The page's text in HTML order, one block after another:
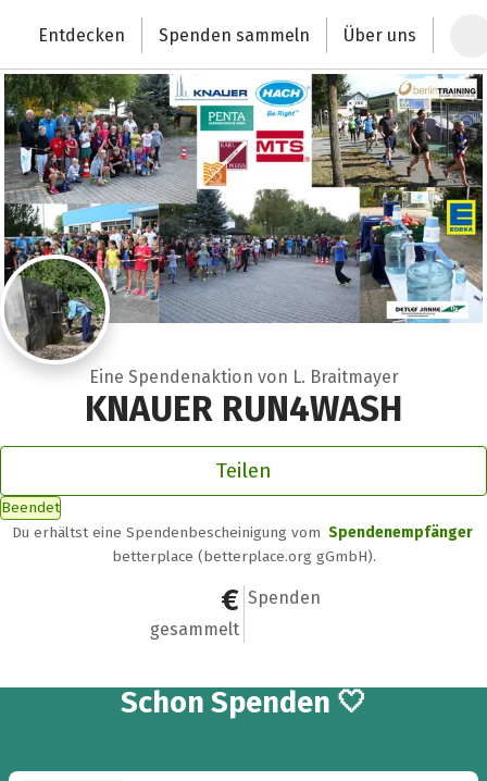
Deutschlands größte Spendenplattform
Entdecken Spenden sammeln Über uns
Eine Spendenaktion von L. Braitmayer
KNAUER RUN4WASH
Teilen
Beendet
Du erhältst eine Spendenbescheinigung vom Spendenempfänger
betterplace (betterplace.org gGmbH).
1.920 €
gesammelt
4
Spenden
Schon 4
Spenden 🤍